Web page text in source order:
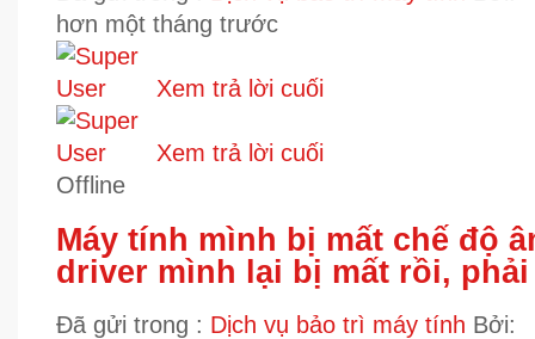
hơn một tháng trước
Xem trả lời cuối
Xem trả lời cuối
Offline
Máy tính mình bị mất chế độ
driver mình lại bị mất rồi,
Đã gửi trong : Dịch vụ bảo trì máy tính Bởi: